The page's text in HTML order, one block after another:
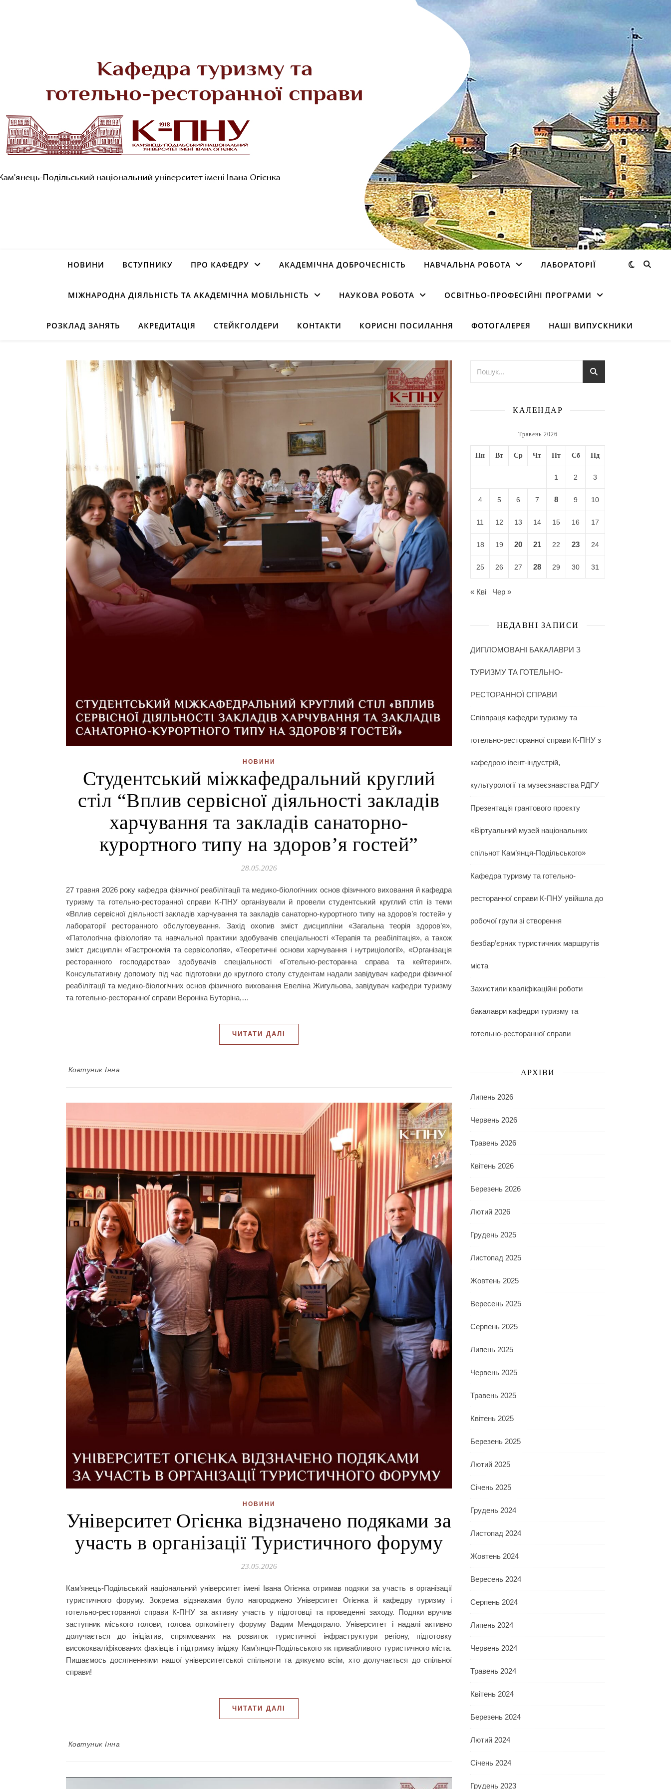
НОВИНИ ВСТУПНИКУ ПРО КАФЕДРУ АКАДЕМІЧНА ДОБРОЧЕСНІСТЬ НАВЧАЛЬНА РОБОТА ЛАБОРАТОРІЇ
МІЖНАРОДНА ДІЯЛЬНІСТЬ ТА АКАДЕМІЧНА МОБІЛЬНІСТЬ НАУКОВА РОБОТА ОСВІТНЬО-ПРОФЕСІЙНІ ПРОГРАМИ
РОЗКЛАД ЗАНЯТЬ АКРЕДИТАЦІЯ СТЕЙКГОЛДЕРИ КОНТАКТИ КОРИСНІ ПОСИЛАННЯ ФОТОГАЛЕРЕЯ НАШІ ВИПУСКНИКИ
НОВИНИ
Студентський міжкафедральний круглий
стіл “Вплив сервісної діяльності закладів
харчування та закладів санаторно-
курортного типу на здоров’я гостей”
28.05.2026
27 травня 2026 року кафедра фізичної реабілітації та медико-біологічних основ фізичного виховання й кафедра
туризму та готельно-ресторанної справи К-ПНУ організували й провели студентський круглий стіл із теми
«Вплив сервісної діяльності закладів харчування та закладів санаторно-курортного типу на здоров’я гостей» у
лабораторії ресторанного обслуговування. Захід охопив зміст дисципліни «Загальна теорія здоров’я»,
«Патологічна фізіологія» та навчальної практики здобувачів спеціальності «Терапія та реабілітація», а також
зміст дисциплін «Гастрономія та сервісологія», «Теоретичні основи харчування і нутриціології», «Організація
ресторанного господарства» здобувачів спеціальності «Готельно-ресторанна справа та кейтеринг».
Консультативну допомогу під час підготовки до круглого столу студентам надали завідувач кафедри фізичної
реабілітації та медико-біологічних основ фізичного виховання Евеліна Жигульова, завідувач кафедри туризму
та готельно-ресторанної справи Вероніка Буторіна,…
ЧИТАТИ ДАЛІ
Ковтуник Інна
НОВИНИ
Університет Огієнка відзначено подяками за
участь в організації Туристичного форуму
23.05.2026
Кам’янець-Подільський національний університет імені Івана Огієнка отримав подяки за участь в організації
туристичного форуму. Зокрема відзнаками було нагороджено Університет Огієнка й кафедру туризму і
готельно-ресторанної справи К-ПНУ за активну участь у підготовці та проведенні заходу. Подяки вручив
заступник міського голови, голова оргкомітету форуму Вадим Мендограло. Університет і надалі активно
долучається до ініціатив, спрямованих на розвиток туристичної інфраструктури регіону, підготовку
висококваліфікованих фахівців і підтримку іміджу Кам’янця-Подільського як привабливого туристичного міста.
Пишаємось досягненнями нашої університетської спільноти та дякуємо всім, хто долучається до спільної
справи!
ЧИТАТИ ДАЛІ
Ковтуник Інна
КАЛЕНДАР
Травень 2026
Пн Вт Ср Чт Пт Сб Нд
1 2 3
4 5 6 7 8 9 10
11 12 13 14 15 16 17
18 19 20 21 22 23 24
25 26 27 28 29 30 31
« Кві Чер »
НЕДАВНІ ЗАПИСИ
ДИПЛОМОВАНІ БАКАЛАВРИ З
ТУРИЗМУ ТА ГОТЕЛЬНО-
РЕСТОРАННОЇ СПРАВИ
Співпраця кафедри туризму та
готельно-ресторанної справи К-ПНУ з
кафедрою івент-індустрій,
культурології та музеєзнавства РДГУ
Презентація грантового проєкту
«Віртуальний музей національних
спільнот Кам’янця-Подільського»
Кафедра туризму та готельно-
ресторанної справи К-ПНУ увійшла до
робочої групи зі створення
безбар’єрних туристичних маршрутів
міста
Захистили кваліфікаційні роботи
бакалаври кафедри туризму та
готельно-ресторанної справи
АРХІВИ
Липень 2026
Червень 2026
Травень 2026
Квітень 2026
Березень 2026
Лютий 2026
Грудень 2025
Листопад 2025
Жовтень 2025
Вересень 2025
Серпень 2025
Липень 2025
Червень 2025
Травень 2025
Квітень 2025
Березень 2025
Лютий 2025
Січень 2025
Грудень 2024
Листопад 2024
Жовтень 2024
Вересень 2024
Серпень 2024
Липень 2024
Червень 2024
Травень 2024
Квітень 2024
Березень 2024
Лютий 2024
Січень 2024
Грудень 2023